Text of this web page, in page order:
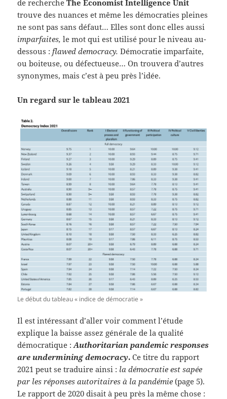
de rechercheThe Economist Intelligence Unit
trouve des nuances et même les démocraties pleines
ne sont pas sans défaut… Elles sont donc elles aussi
imparfaites,le mot qui est utilisé pour le niveau au-
dessous : flawed democracy. Démocratie imparfaite,
ou boiteuse, ou défectueuse… On trouvera d’autres
synonymes, mais c’est à peu près l’idée.
Un regard sur le tableau 2021
Le début du tableau « indice de démocratie »
Il est intéressant d’aller voir comment l’étude
explique la baisse assez générale de la qualité
démocratique :Authoritarian pandemic responses
are undermining democracy. Ce titre du rapport
2021 peut se traduire ainsi : la démocratie est sapée
par les réponses autoritaires à la pandémie (page 5).
Le rapport de 2020 disait à peu près la même chose :